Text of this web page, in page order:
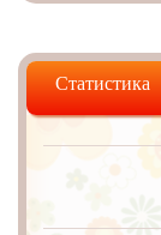
Статистика